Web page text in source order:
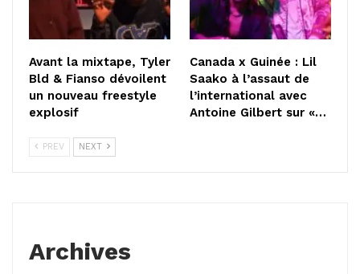
Avant la mixtape, Tyler
Bld & Fianso dévoilent
un nouveau freestyle
explosif
Canada x Guinée : Lil
Saako à l’assaut de
l’international avec
Antoine Gilbert sur «…
PREV NEXT
Archives